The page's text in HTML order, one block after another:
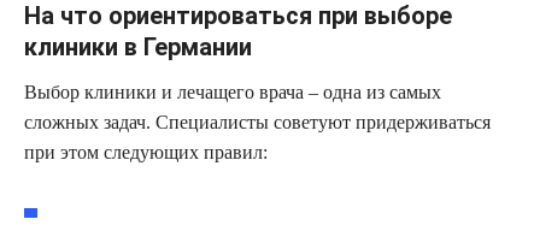
На что ориентироваться при выборе
клиники в Германии
Выбор клиники и лечащего врача – одна из самых
сложных задач. Специалисты советуют придерживаться
при этом следующих правил: